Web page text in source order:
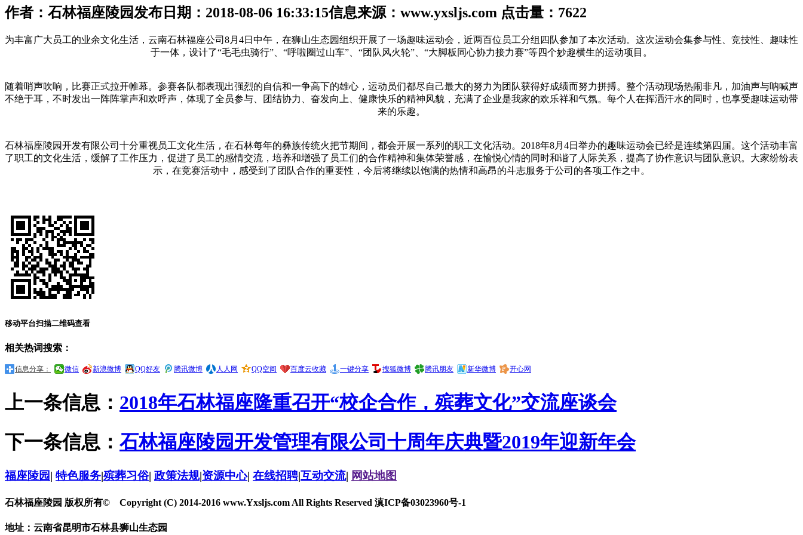
作者：石林福座陵园发布日期：2018-08-06 16:33:15信息来源：www.yxsljs.com 点击量： 7622
为丰富广大员工的业余文化生活，云南石林福座公司8月4日中午，在狮山生态园组织开展了一场趣味运动会，近两百位员工分组四队参加了本次活动。这次运动会集参与性、竞技性、趣味性
于一体，设计了“毛毛虫骑行”、“呼啦圈过山车”、“团队风火轮”、“大脚板同心协力接力赛”等四个妙趣横生的运动项目。
随着哨声吹响，比赛正式拉开帷幕。参赛各队都表现出强烈的自信和一争高下的雄心，运动员们都尽自己最大的努力为团队获得好成绩而努力拼搏。整个活动现场热闹非凡，加油声与呐喊声
不绝于耳，不时发出一阵阵掌声和欢呼声，体现了全员参与、团结协力、奋发向上、健康快乐的精神风貌，充满了企业是我家的欢乐祥和气氛。每个人在挥洒汗水的同时，也享受趣味运动带
来的乐趣。
石林福座陵园开发有限公司十分重视员工文化生活，在石林每年的彝族传统火把节期间，都会开展一系列的职工文化活动。2018年8月4日举办的趣味运动会已经是连续第四届。这个活动丰富
了职工的文化生活，缓解了工作压力，促进了员工的感情交流，培养和增强了员工们的合作精神和集体荣誉感，在愉悦心情的同时和谐了人际关系，提高了协作意识与团队意识。大家纷纷表
示，在竞赛活动中，感受到了团队合作的重要性，今后将继续以饱满的热情和高昂的斗志服务于公司的各项工作之中。
移动平台扫描二维码查看
相关热词搜索：
信息分享： 微信 新浪微博 QQ好友 腾讯微博 人人网 QQ空间 百度云收藏 一键分享 搜狐微博 腾讯朋友 新华微博 开心网
上一条信息： 2018年石林福座隆重召开“校企合作，殡葬文化”交流座谈会
下一条信息： 石林福座陵园开发管理有限公司十周年庆典暨2019年迎新年会
福座陵园| 特色服务|殡葬习俗| 政策法规|资源中心| 在线招聘|互动交流| 网站地图
石林福座陵园 版权所有© Copyright (C) 2014-2016 www.Yxsljs.com All Rights Reserved 滇ICP备03023960号-1
地址：云南省昆明市石林县狮山生态园